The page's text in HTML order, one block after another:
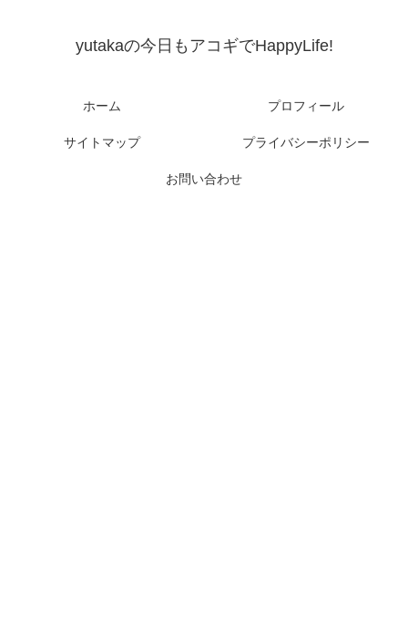
yutakaの今日もアコギでHappyLife!
ホーム プロフィール
サイトマップ プライバシーポリシー
お問い合わせ